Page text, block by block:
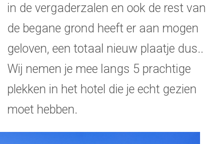
in de vergaderzalen en ook de rest van
de begane grond heeft er aan mogen
geloven, een totaal nieuw plaatje dus..
Wij nemen je mee langs 5 prachtige
plekken in het hotel die je echt gezien
moet hebben.